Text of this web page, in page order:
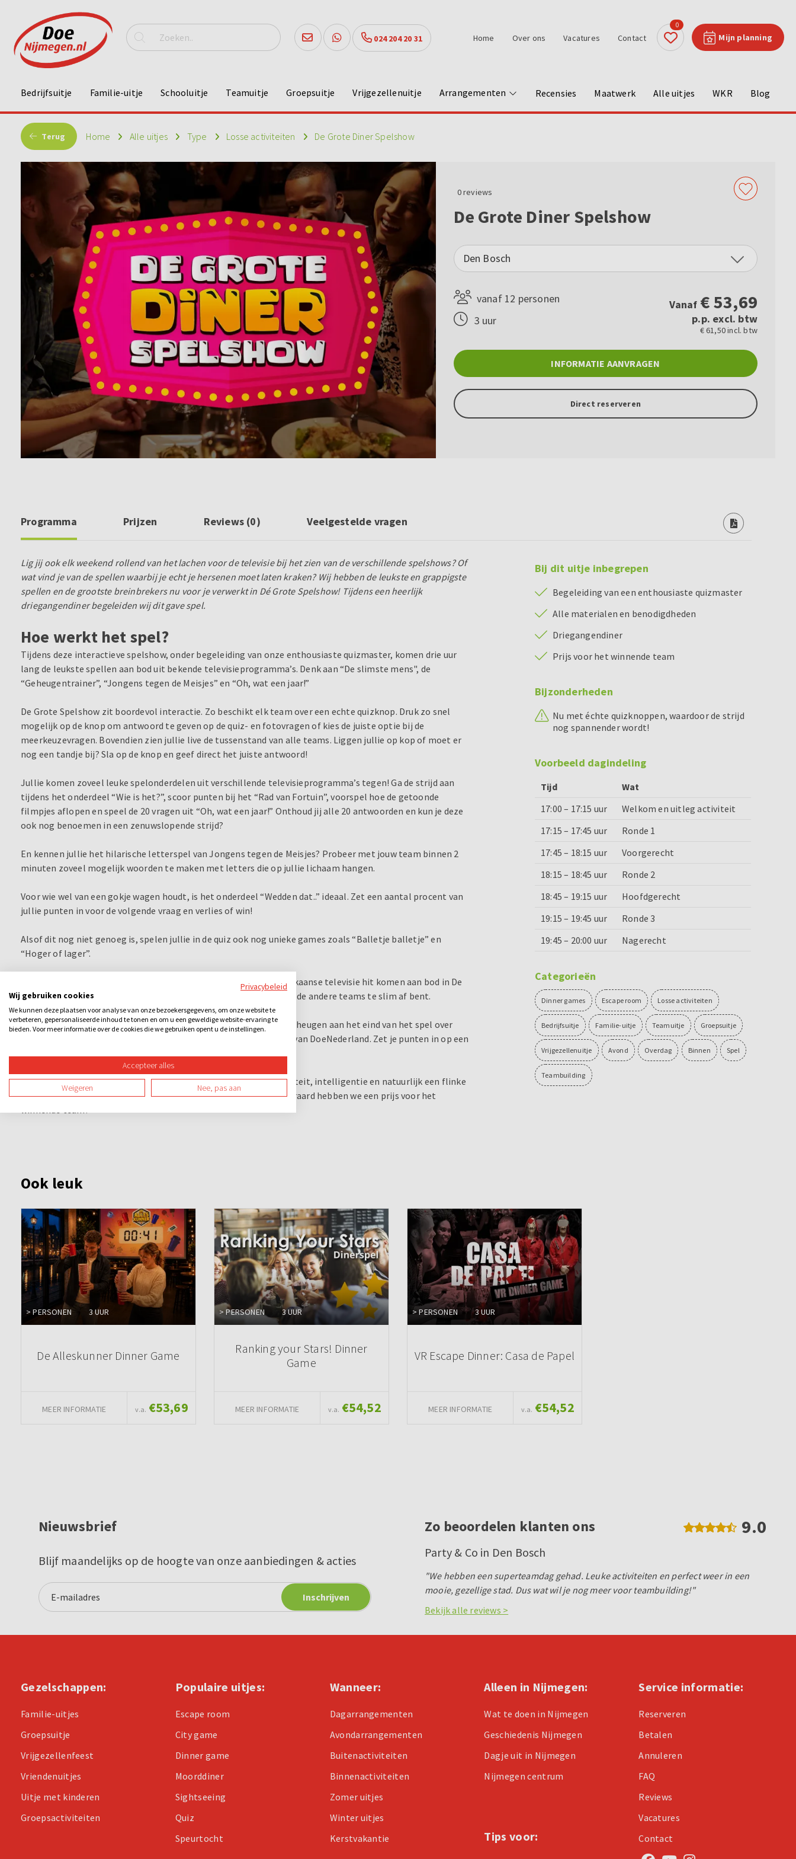
024 204 20 31 Mijn planning
0
Home Over ons Vacatures Contact
Bedrijfsuitje Familie-uitje Schooluitje Teamuitje Groepsuitje Vrijgezellenuitje Arrangementen Recensies Maatwerk Alle uitjes WKR Blog
Terug Home Alle uitjes Type Losse activiteiten De Grote Diner Spelshow
0reviews
De Grote Diner Spelshow
Den Bosch
vanaf 12 personen
3 uur
Vanaf €53,69
p.p. excl. btw
€ 61,50 incl. btw
INFORMATIE AANVRAGEN
Direct reserveren
Programma Prijzen Reviews (0) Veelgestelde vragen
Lig jij ook elk weekend rollend van het lachen voor de televisie bij het zien van de verschillende spelshows? Of
wat vind je van de spellen waarbij je echt je hersenen moet laten kraken? Wij hebben de leukste en grappigste
spellen en de grootste breinbrekers nu voor je verwerkt in Dé Grote Spelshow! Tijdens een heerlijk
driegangendiner begeleiden wij dit gave spel.
Hoe werkt het spel?
Tijdens deze interactieve spelshow, onder begeleiding van onze enthousiaste quizmaster, komen drie uur
lang de leukste spellen aan bod uit bekende televisieprogramma’s. Denk aan “De slimste mens", de
“Geheugentrainer”, “Jongens tegen de Meisjes” en “Oh, wat een jaar!”
De Grote Spelshow zit boordevol interactie. Zo beschikt elk team over een echte quizknop. Druk zo snel
mogelijk op de knop om antwoord te geven op de quiz- en fotovragen of kies de juiste optie bij de
meerkeuzevragen. Bovendien zien jullie live de tussenstand van alle teams. Liggen jullie op kop of moet er
nog een tandje bij? Sla op de knop en geef direct het juiste antwoord!
Jullie komen zoveel leuke spelonderdelen uit verschillende televisieprogramma’s tegen! Ga de strijd aan
tijdens het onderdeel “Wie is het?”, scoor punten bij het “Rad van Fortuin”, voorspel hoe de getoonde
filmpjes aflopen en speel de 20 vragen uit “Oh, wat een jaar!” Onthoud jij alle 20 antwoorden en kun je deze
ook nog benoemen in een zenuwslopende strijd?
En kennen jullie het hilarische letterspel van Jongens tegen de Meisjes? Probeer met jouw team binnen 2
minuten zoveel mogelijk woorden te maken met letters die op jullie lichaam hangen.
Voor wie wel van een gokje wagen houdt, is het onderdeel “Wedden dat..” ideaal. Zet een aantal procent van
jullie punten in voor de volgende vraag en verlies of win!
Alsof dit nog niet genoeg is, spelen jullie in de quiz ook nog unieke games zoals “Balletje balletje” en
“Hoger of lager”.
Kende je overigens “Jeopardy” al? Ook onderdelen van deze Amerikaanse televisie hit komen aan bod in De
Grote Spelshow: kies je thema en het aantal punten en zorg dat je de andere teams te slim af bent.
Afsluiten doen jullie met de “Geheugentrainer”: hoe goed is het geheugen aan het eind van het spel over
iets wat je aan het begin hebt gezien? en de “Paardenrace”, dé hit van DoeNederland. Zet je punten in op een
De Grote Spelshow is sensationeel en vraagt om snelheid, creativiteit, intelligentie en natuurlijk een flinke
dosis humor. Het spel wordt gespeelt tussen de gangen door. Uiteraard hebben we een prijs voor het
Bij dit uitje inbegrepen
Begeleiding van een enthousiaste quizmaster
Alle materialen en benodigdheden
Driegangendiner
Prijs voor het winnende team
Bijzonderheden
Nu met échte quizknoppen, waardoor de strijd
nog spannender wordt!
Voorbeeld dagindeling
Tijd
Wat
17:00 – 17:15 uur
Welkom en uitleg activiteit
17:15 – 17:45 uur
Ronde 1
17:45 – 18:15 uur
Voorgerecht
18:15 – 18:45 uur
Ronde 2
18:45 – 19:15 uur
Hoofdgerecht
19:15 – 19:45 uur
Ronde 3
19:45 – 20:00 uur
Nagerecht
Categorieën
Dinner games Escape room Losse activiteiten
Bedrijfsuitje Familie-uitje Teamuitje Groepsuitje
Vrijgezellenuitje Avond Overdag Binnen Spel
Teambuilding
Ook leuk
> PERSONEN 3 UUR
De Alleskunner Dinner Game
MEER INFORMATIE v.a. €53,69
> PERSONEN 3 UUR
Ranking your Stars! Dinner
Game
MEER INFORMATIE v.a. €54,52
> PERSONEN 3 UUR
VR Escape Dinner: Casa de Papel
MEER INFORMATIE v.a. €54,52
Nieuwsbrief
Blijf maandelijks op de hoogte van onze aanbiedingen & acties
Zo beoordelen klanten ons 9.0
Party & Co in Den Bosch
"We hebben een superteamdag gehad. Leuke activiteiten en perfect weer in een
mooie, gezellige stad. Dus wat wil je nog meer voor teambuilding!"
Bekijk alle reviews >
Gezelschappen:
Familie-uitjes
Groepsuitje
Vrijgezellenfeest
Vriendenuitjes
Uitje met kinderen
Groepsactiviteiten
Populaire uitjes:
Escape room
City game
Dinner game
Moorddiner
Sightseeing
Quiz
Speurtocht
Wanneer:
Dagarrangementen
Avondarrangementen
Buitenactiviteiten
Binnenactiviteiten
Zomer uitjes
Winter uitjes
Kerstvakantie
Alleen in Nijmegen:
Wat te doen in Nijmegen
Geschiedenis Nijmegen
Dagje uit in Nijmegen
Nijmegen centrum
Tips voor:
Service informatie:
Reserveren
Betalen
Annuleren
FAQ
Reviews
Vacatures
Contact
Privacybeleid
Wij gebruiken cookies
We kunnen deze plaatsen voor analyse van onze bezoekersgegevens, om onze website te
verbeteren, gepersonaliseerde inhoud te tonen en om u een geweldige website-ervaring te
bieden. Voor meer informatie over de cookies die we gebruiken opent u de instellingen.
Accepteer alles
Weigeren Nee, pas aan